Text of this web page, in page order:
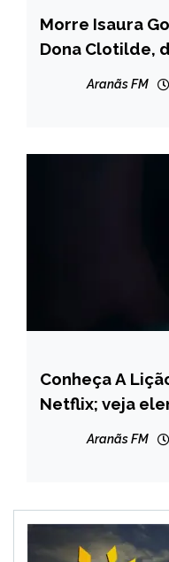
ENTRETENIMENTO
Morre Isaura
Dona Clotilde,
Aranãs FM
ENTRETENIMENTO
Conheça A
Netflix; veja
Aranãs FM